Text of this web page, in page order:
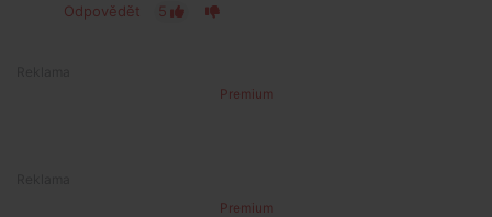
Odpovědět
5
Premium
Premium